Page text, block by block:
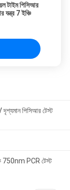
টাইম পিসিআর
যন্ত্র 7 ইঞ্চি
পিসিআর টেস্ট
750nm PCR টেস্ট